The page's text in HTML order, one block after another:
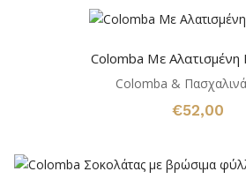
Colomba Με Αλατισμένη
Colomba &
€52,00